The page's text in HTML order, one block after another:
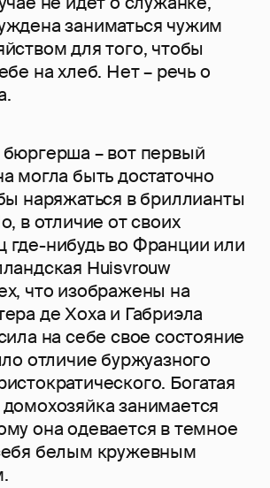
заниматься чужим
для того, чтобы
на хлеб. Нет – речь о
бюргерша – вот первый
могла быть достаточно
наряжаться в бриллианты
в отличие от своих
где-нибудь во Франции или
Huisvrouw
что изображены на
де Хоха и Габриэла
на себе свое состояние
отличие буржуазного
Богатая
занимается
она одевается в темное
белым кружевным